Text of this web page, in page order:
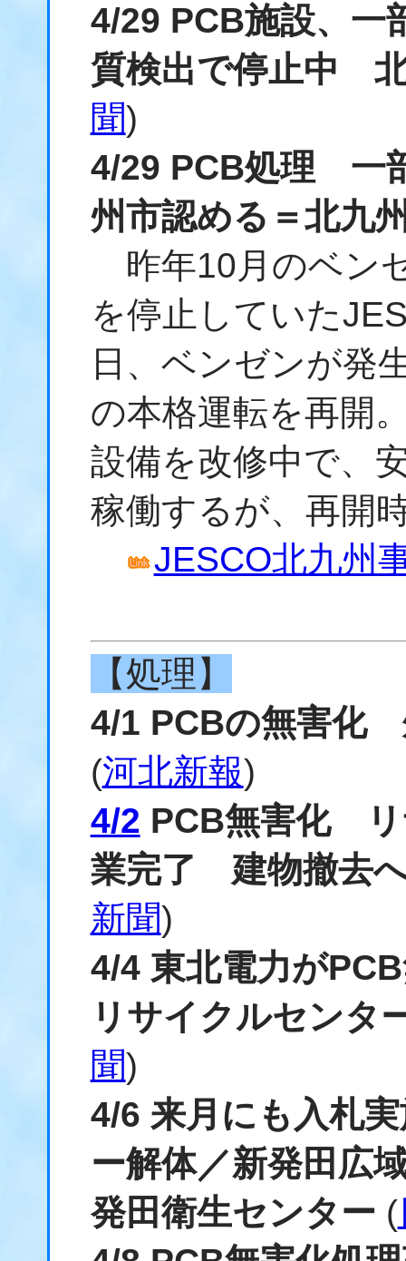
4/29 PCB施設、
質検出で停止中
聞)
4/29 PCB処理 一
州市認める＝北九
昨年10月のベン
を停止していた
日、ベンゼンが発
の本格運転を再開
設備を改修中で、
稼働するが、再開
JESCO北九州
【処理】
4/1 PCBの無害化
(河北新報)
4/2 PCB無害化 リ
業完了 建物撤去
新聞)
4/4 東北電力が
リサイクルセンタ
聞)
4/6 来月にも入札
ー解体／新発田広
発田衛生センター (